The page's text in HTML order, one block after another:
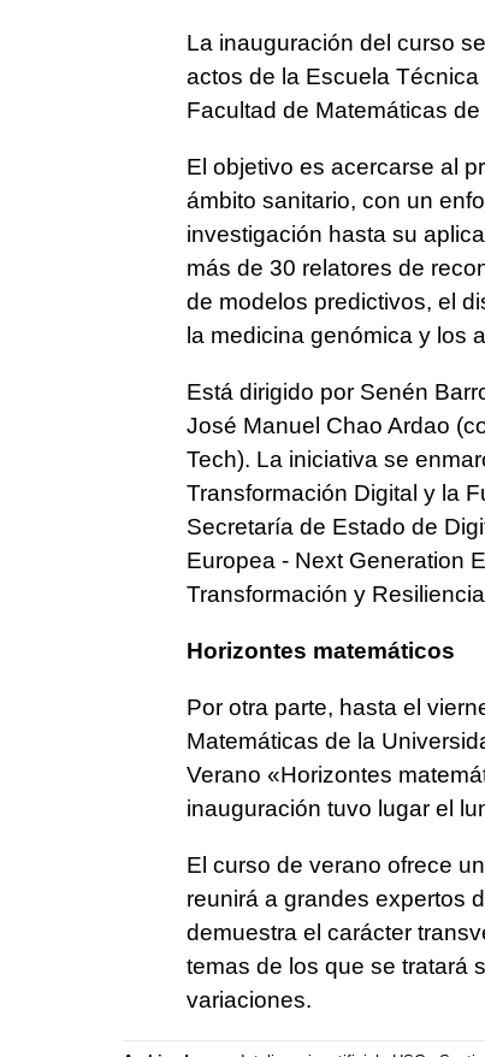
La inauguración del curso
actos de la Escuela
Facultad de Matemáticas
El objetivo es acercarse al
ámbito sanitario, con un
investigación hasta su
más de 30 relatores de
de modelos predictivos, el
la medicina genómica y los
Está dirigido por Senén
José Manuel Chao Ardao
Tech). La iniciativa se
Transformación Digital y la
Secretaría de Estado de
Europea - Next Generation
Transformación y
Horizontes matemáticos
Por otra parte, hasta el
Matemáticas de la
Verano «Horizontes
inauguración tuvo lugar el
El curso de verano ofrece
reunirá a grandes expertos
demuestra el carácter
temas de los que se tratará
variaciones.